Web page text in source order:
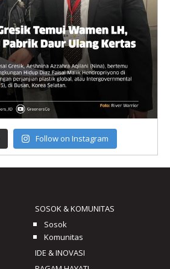
Follow on Instagram
SOSOK & KOMUNITAS
Sosok
Komunitas
IDE & INOVASI